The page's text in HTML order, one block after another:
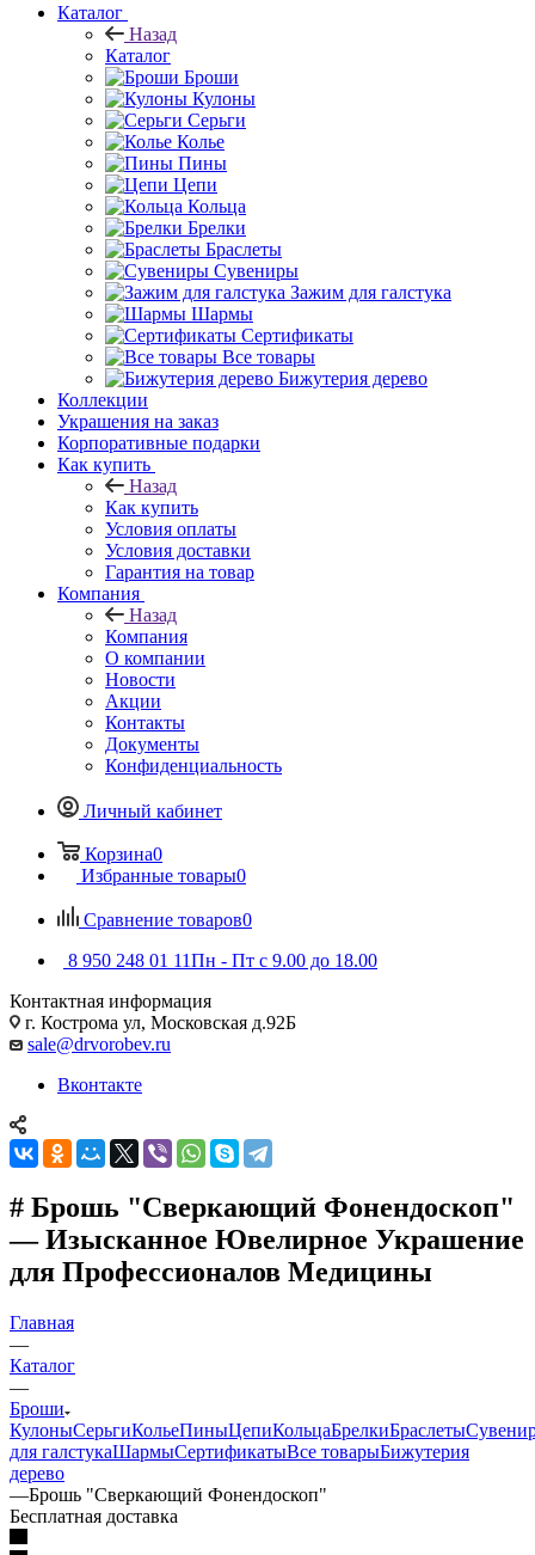
Каталог
Назад
Каталог
Броши
Кулоны
Серьги
Колье
Пины
Цепи
Кольца
Брелки
Браслеты
Сувениры
Зажим для галстука
Шармы
Сертификаты
Все товары
Бижутерия дерево
Коллекции
Украшения на заказ
Корпоративные подарки
Как купить
Назад
Как купить
Условия оплаты
Условия доставки
Гарантия на товар
Компания
Назад
Компания
О компании
Новости
Акции
Контакты
Документы
Конфиденциальность
Личный кабинет
Корзина0
Избранные товары0
Сравнение товаров0
8 950 248 01 11Пн - Пт с 9.00 до 18.00
Контактная информация
г. Кострома ул, Московская д.92Б
sale@drvorobev.ru
Вконтакте
# Брошь "Сверкающий Фонендоскоп"
— Изысканное Ювелирное Украшение
для Профессионалов Медицины
Главная
—
Каталог
—
Броши
КулоныСерьгиКольеПиныЦепиКольцаБрелкиБраслеты
для галстукаШармыСертификатыВсе товарыБижутерия
дерево
—Брошь "Сверкающий Фонендоскоп"
Бесплатная доставка